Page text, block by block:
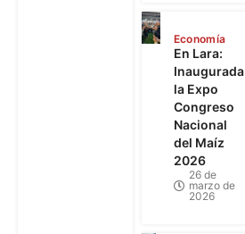
Economía
En Lara:
Inaugurada
la Expo
Congreso
Nacional
del Maíz
2026
26 de
marzo de
2026